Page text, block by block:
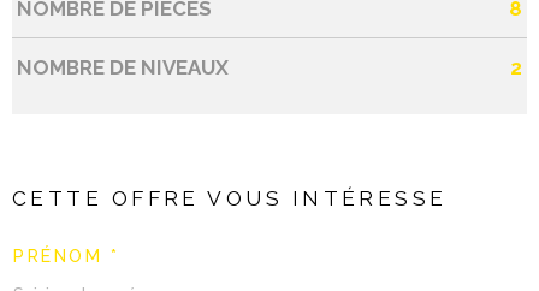
NOMBRE DE PIÈCES 8
NOMBRE DE NIVEAUX 2
CETTE OFFRE VOUS INTÉRESSE
PRÉNOM *